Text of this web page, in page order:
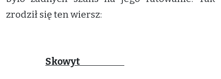
zrodził się ten wiersz:
Skowyt